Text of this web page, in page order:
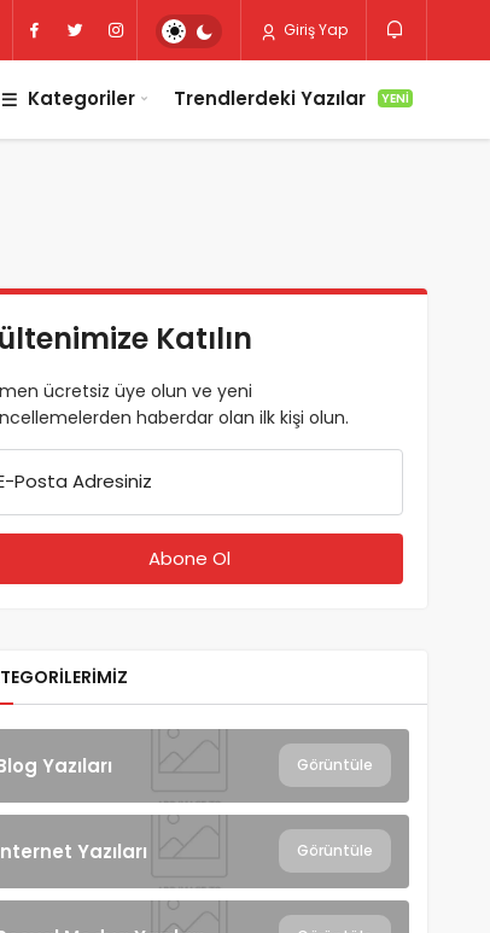
Giriş Yap
Kategoriler Trendlerdeki Yazılar YENI
Katılın
ücretsiz üye olun ve yeni
haberdar olan ilk kişi olun.
Posta Adresiniz
Yazıları Görüntüle
Yazıları Görüntüle